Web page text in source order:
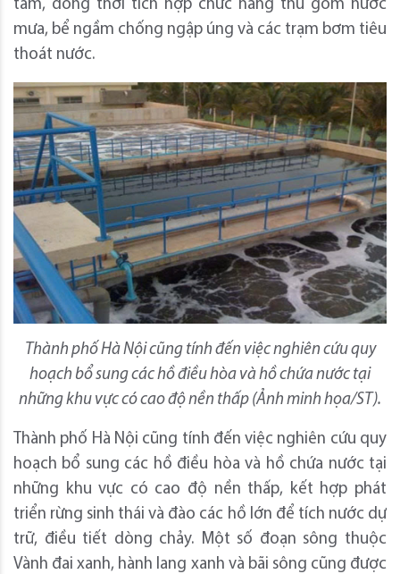
tâm, đồng thời tích hợp chức năng thu gom nước
mưa, bể ngầm chống ngập úng và các trạm bơm tiêu
thoát nước.
Thành phốHà Nộicũng tính đến việcnghiên cứu quy
hoạch bổ sung các hồ điều hòa và hồ chứa nước tại
những khu vực có cao độ nền thấp (Ảnh minh họa/ST).
Thành phố Hà Nội cũng tính đến việc nghiên cứu quy
hoạch bổ sung các hồ điều hòa và hồ chứa nước tại
những khu vực có cao độ nền thấp, kết hợp phát
triển rừng sinh thái và đào các hồ lớn để tích nước dự
trữ, điều tiết dòng chảy. Một số đoạn sông thuộc
Vành đai xanh, hành lang xanh và bãi sông cũng được